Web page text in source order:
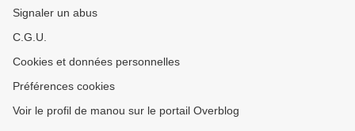
Signaler un abus
C.G.U.
Cookies et données personnelles
Préférences cookies
Voir le profil de manou sur le portail Overblog